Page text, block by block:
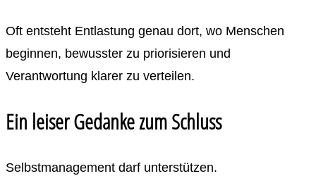
Oft entsteht Entlastung genau dort, wo Menschen
beginnen, bewusster zu priorisieren und
Verantwortung klarer zu verteilen.
Ein leiser Gedanke zum Schluss
Selbstmanagement darf unterstützen.